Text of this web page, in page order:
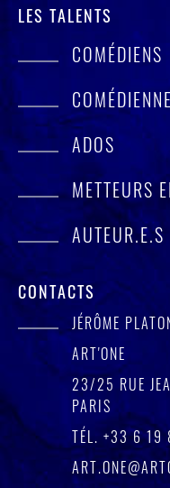
LES TALENTS
COMÉDIENS
ADOS
METTEURS
AUTEUR.E.S
CONTACTS
JÉRÔME
ART'ONE
23/25 RUE
PARIS
TÉL. +33 6 19